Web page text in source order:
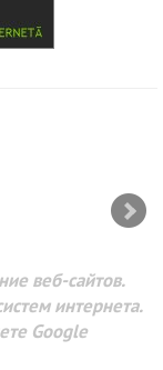
веб-сайтов.
интернета.
Google